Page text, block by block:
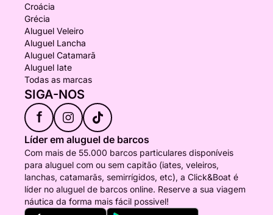
Croácia
Grécia
Aluguel Veleiro
Aluguel Lancha
Aluguel Catamarã
Aluguel Iate
Todas as marcas
SIGA-NOS
f
Líder em aluguel de barcos
Com mais de 55.000 barcos particulares disponíveis
para aluguel com ou sem capitão (iates, veleiros,
lanchas, catamarãs, semirrígidos, etc), a Click&Boat é
líder no aluguel de barcos online. Reserve a sua viagem
náutica da forma mais fácil possivel!